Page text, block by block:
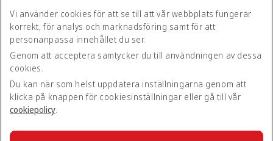
Hjälpmedelspolicy
Kontakta oss
Integritetspolicy
Regler och villkor
Cookiepolicy
Vi använder cookies för att se till att vår webbplats fungerar
korrekt, för analys och marknadsföring samt för att
personanpassa innehållet du ser.
Genom att acceptera samtycker du till användningen av dessa
cookies.
Du kan när som helst uppdatera inställningarna genom att
klicka på knappen för cookiesinställningar eller gå till vår
cookiepolicy.